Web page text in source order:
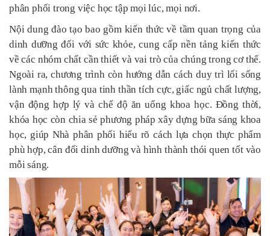
phân phối trong việc học tập mọi lúc, mọi nơi.
Nội dung đào tạo bao gồm kiến thức về tầm quan trọng của
dinh dưỡng đối với sức khỏe, cung cấp nền tảng kiến thức
về các nhóm chất cần thiết và vai trò của chúng trong cơ thể.
Ngoài ra, chương trình còn hướng dẫn cách duy trì lối sống
lành mạnh thông qua tinh thần tích cực, giấc ngủ chất lượng,
vận động hợp lý và chế độ ăn uống khoa học. Đồng thời,
khóa học còn chia sẻ phương pháp xây dựng bữa sáng khoa
học, giúp Nhà phân phối hiểu rõ cách lựa chọn thực phẩm
phù hợp, cân đối dinh dưỡng và hình thành thói quen tốt vào
mỗi sáng.